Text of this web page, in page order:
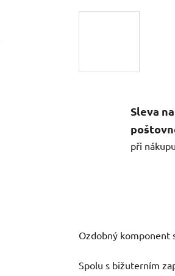
Sleva na
při
Ozdobný komponent
Spolu s bižuterním